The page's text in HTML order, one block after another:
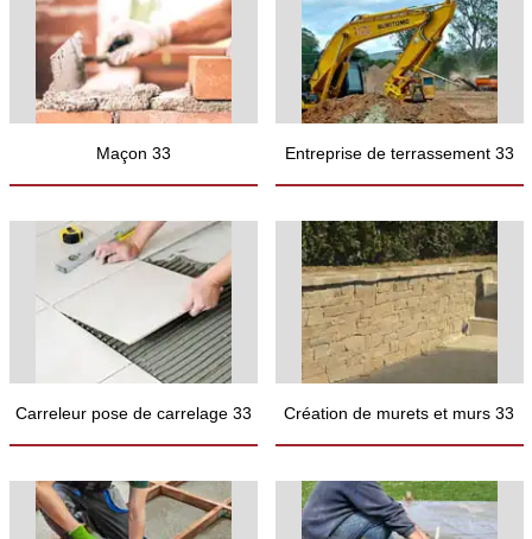
Maçon 33 Entreprise de terrassement 33
Carreleur pose de carrelage 33 Création de murets et murs 33